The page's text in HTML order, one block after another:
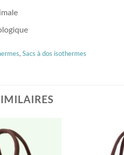
, Sacs à dos isothermes